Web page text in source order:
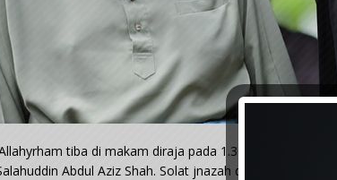
tiba di makam diraja pada 1.30 petang
Abdul Aziz Shah. Solat jnazah dilakukan di